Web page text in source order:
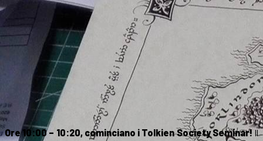
Ore 10:00 – 10:20, cominciano i Tolkien Society Seminar! Il